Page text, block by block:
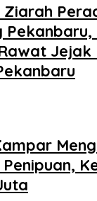
Ziarah
Jejak